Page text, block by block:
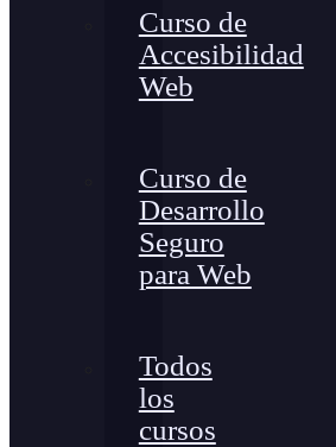
Curso de
Accesibilidad
Web
Curso de
Desarrollo
Seguro
para Web
Todos
los
cursos